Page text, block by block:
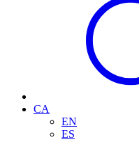
CA
EN
ES